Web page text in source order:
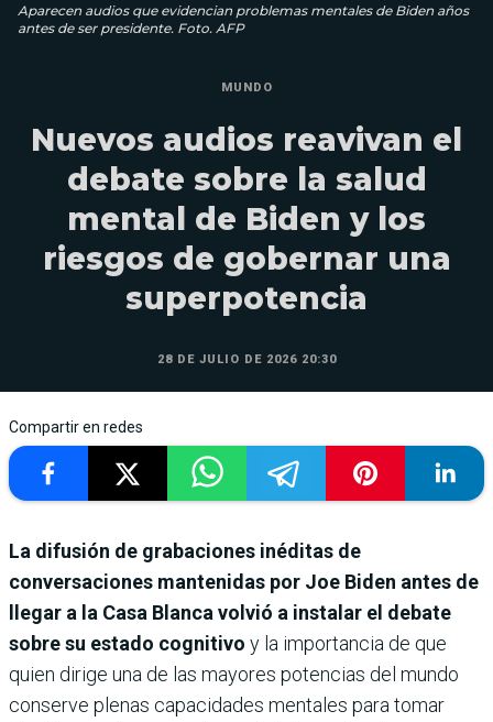
Aparecen audios que evidencian problemas mentales de Biden años
antes de ser presidente. Foto. AFP
MUNDO
Nuevos audios reavivan el
debate sobre la salud
mental de Biden y los
riesgos de gobernar una
superpotencia
28 DE JULIO DE 2026 20:30
Compartir en redes
La difusión de grabaciones inéditas de
conversaciones mantenidas por Joe Biden antes de
llegar a la Casa Blanca volvió a instalar el debate
sobre su estado cognitivo y la importancia de que
quien dirige una de las mayores potencias del mundo
conserve plenas capacidades mentales para tomar